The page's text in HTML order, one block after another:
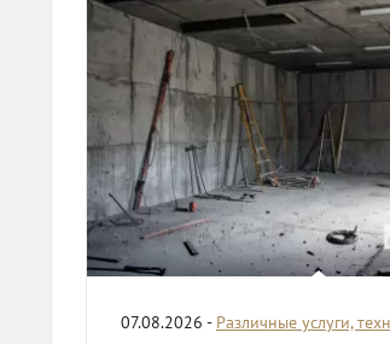
07.08.2026 - Различные услуги,